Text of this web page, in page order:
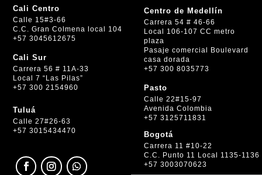
Cali Centro
Calle 15#3-66
C.C. Gran Colmena local 104
+57 3045612675
Cali Sur
Carrera 56 # 11A-33
Local 7 “Las Pilas”
+57 300 2154960
Tuluá
Calle 27#26-63
+57 3015434470
Centro de Medellín
Carrera 54 # 46-66
Local 106-107 CC metro
plaza
Pasaje comercial Boulevard
casa dorada
+57 300 8035773
Pasto
Calle 22#15-97
Avenida Colombia
+57 3125711831
Bogotá
Carrera 11 #10-22
C.C. Punto 11 Local 1135-1136
+57 3003070623